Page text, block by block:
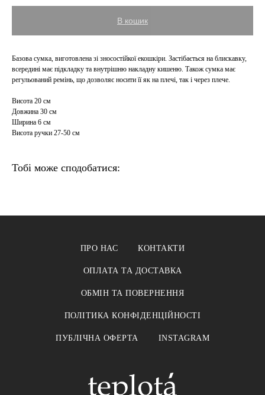
В кошик
Базова сумка, виготовлена зі зносостійкої екошкіри. Застібається на блискавку,
всередині має підкладку та внутрішню накладну кишеню. Також сумка має
регульований ремінь, що дозволяє носити її як на плечі, так і через плече.
Висота 20 см
Довжина 30 см
Ширина 6 см
Висота ручки 27-50 см
Тобі може сподобатися:
ПРО НАС КОНТАКТИ
ОПЛАТА ТА ДОСТАВКА
ОБМІН ТА ПОВЕРНЕННЯ
ПОЛІТИКА КОНФІДЕНЦІЙНОСТІ
ПУБЛІЧНА ОФЕРТА INSTAGRAM